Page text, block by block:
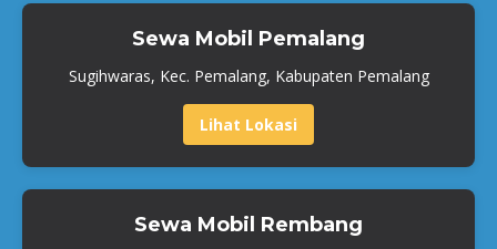
Sewa Mobil Pemalang
Sugihwaras, Kec. Pemalang, Kabupaten Pemalang
Lihat Lokasi
Sewa Mobil Rembang